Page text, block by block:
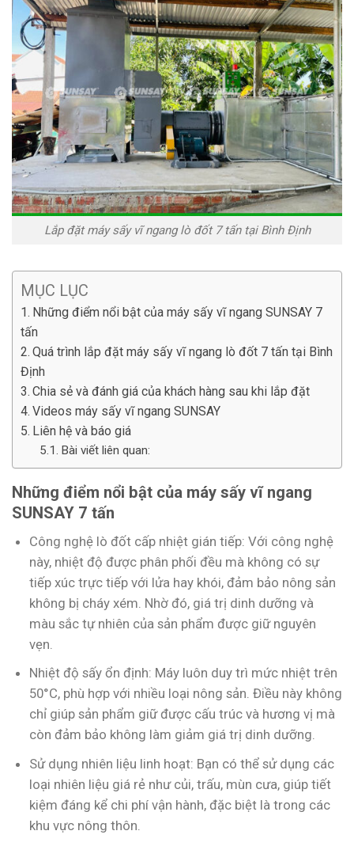
Lắp đặt máy sấy vĩ ngang lò đốt 7 tấn tại Bình Định
MỤC LỤC
Những điểm nổi bật của máy sấy vĩ ngang SUNSAY 7
tấn
Quá trình lắp đặt máy sấy vĩ ngang lò đốt 7 tấn tại Bình
Định
Chia sẻ và đánh giá của khách hàng sau khi lắp đặt
Videos máy sấy vĩ ngang SUNSAY
Liên hệ và báo giá
Bài viết liên quan:
Những điểm nổi bật của máy sấy vĩ ngang
SUNSAY 7 tấn
Công nghệ lò đốt cấp nhiệt gián tiếp: Với công nghệ
này, nhiệt độ được phân phối đều mà không có sự
tiếp xúc trực tiếp với lửa hay khói, đảm bảo nông sản
không bị cháy xém. Nhờ đó, giá trị dinh dưỡng và
màu sắc tự nhiên của sản phẩm được giữ nguyên
vẹn.
Nhiệt độ sấy ổn định: Máy luôn duy trì mức nhiệt trên
50°C, phù hợp với nhiều loại nông sản. Điều này không
chỉ giúp sản phẩm giữ được cấu trúc và hương vị mà
còn đảm bảo không làm giảm giá trị dinh dưỡng.
Sử dụng nhiên liệu linh hoạt: Bạn có thể sử dụng các
loại nhiên liệu giá rẻ như củi, trấu, mùn cưa, giúp tiết
kiệm đáng kể chi phí vận hành, đặc biệt là trong các
khu vực nông thôn.